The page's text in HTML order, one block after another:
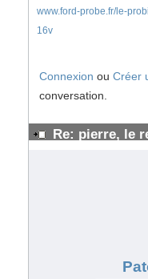
www.ford-probe.fr/le-
16v
Connexion ou Créer
conversation.
Re: pierre, le